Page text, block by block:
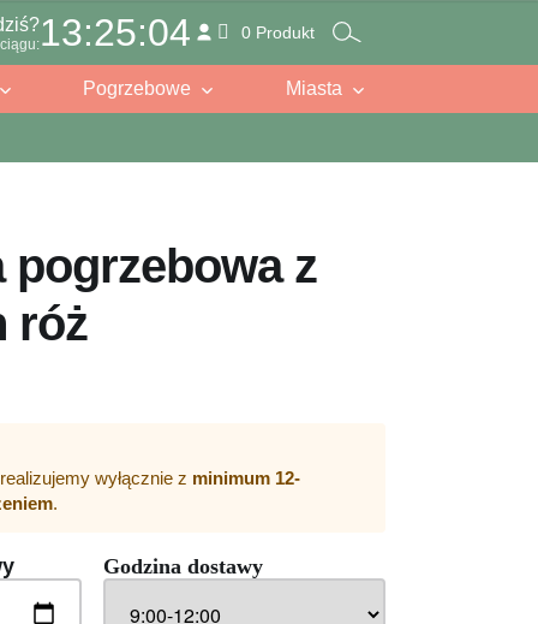
13:25:02 0 Produkt
Pogrzebowe Miasta
pogrzebowa z
róż
wyłącznie z minimum 12-
.
Godzina dostawy